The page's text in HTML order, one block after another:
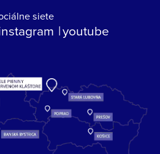
siete
youtube